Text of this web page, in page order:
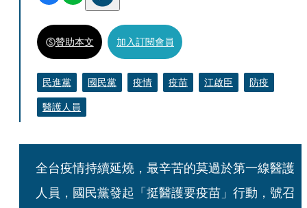
贊助本文 加入訂閱會員
民進黨 國民黨 疫情 疫苗 江啟臣
防疫
醫護人員
全台疫情持續延燒，最辛苦的莫過於第一線醫護
人員，國民黨發起「挺醫護要疫苗」行動，號召